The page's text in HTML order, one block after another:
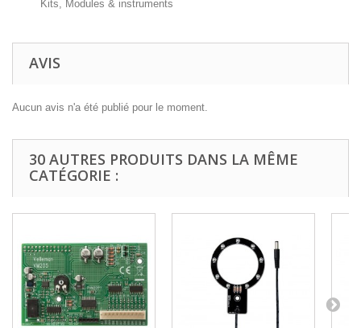
Kits, Modules & instruments
AVIS
Aucun avis n'a été publié pour le moment.
30 AUTRES PRODUITS DANS LA MÊME
CATÉGORIE :